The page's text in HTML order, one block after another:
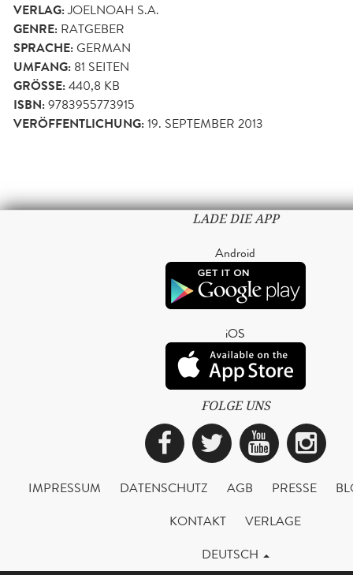
VERLAG:JOELNOAH S.A.
GENRE: RATGEBER
SPRACHE:GERMAN
UMFANG: 81 SEITEN
GRÖSSE: 440,8 KB
ISBN:9783955773915
VERÖFFENTLICHUNG:19. SEPTEMBER 2013
LADE DIE APP
Android
iOS
FOLGE UNS
Facebook
Twitter
IMPRESSUM DATENSCHUTZ AGB PRESSE
KONTAKT
VERLAGE
DEUTSCH